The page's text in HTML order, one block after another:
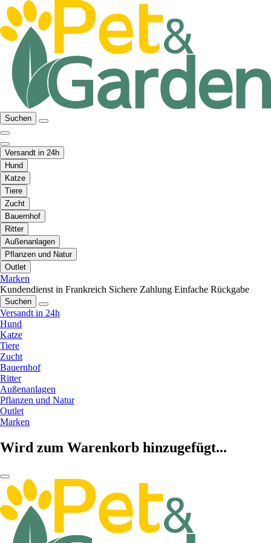
Suchen
Versandt in 24h
Hund
Katze
Tiere
Zucht
Bauernhof
Ritter
Außenanlagen
Pflanzen und Natur
Outlet
Marken
Kundendienst in Frankreich Sichere Zahlung Einfache Rückgabe
Suchen
Versandt in 24h
Hund
Katze
Tiere
Zucht
Bauernhof
Ritter
Außenanlagen
Pflanzen und Natur
Outlet
Marken
Wird zum Warenkorb hinzugefügt...